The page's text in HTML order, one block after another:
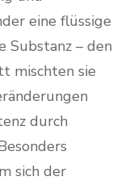
eine flüssige
Substanz – den
mischten sie
durch
sich der